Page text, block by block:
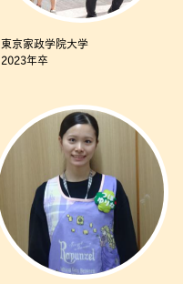
東京家政学院大学
2023年卒